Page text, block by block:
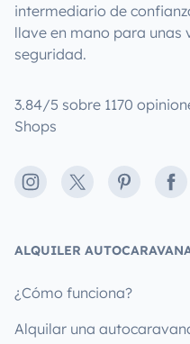
intermediario de
llave en mano para
seguridad.
3.84/5 sobre 1170
Shops
Instagram
X Pinterest
ALQUILER
¿Cómo funciona?
Alquilar una